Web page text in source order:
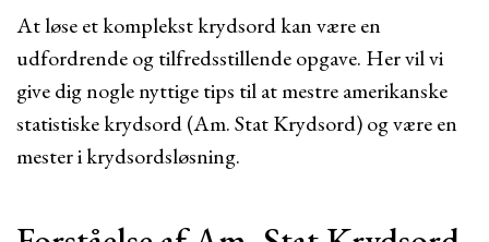
At løse et komplekst krydsord kan være en
udfordrende og tilfredsstillende opgave. Her vil vi
give dig nogle nyttige tips til at mestre amerikanske
statistiske krydsord (Am. Stat Krydsord) og være en
mester i krydsordsløsning.